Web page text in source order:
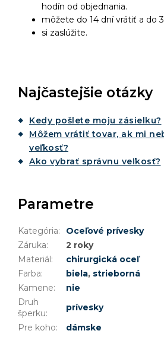
hodín od objednania.
môžete do 14 dní vrátiť a do
si zaslúžite.
Najčastejšie otázky
Kedy pošlete moju zásielku?
Môžem vrátiť tovar, ak mi
veľkosť?
Ako vybrať správnu veľkosť?
Parametre
Kategória:
Oceľové prívesky
Záruka:
2 roky
Materiál :
chirurgická oceľ
Farba: biela, strieborná
Kamene:
nie
Druh
šperku:
prívesky
Pre koho:
dámske